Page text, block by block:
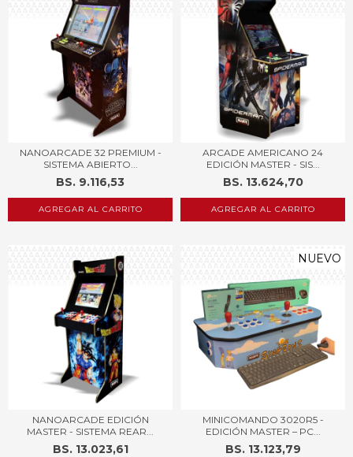
NANOARCADE 32 PREMIUM -
SISTEMA ABIERTO...
BS. 9.116,53
AGREGAR AL CARRITO
ARCADE AMERICANO 24
EDICIÓN MASTER - SIS...
BS. 13.624,70
AGREGAR AL CARRITO
NANOARCADE EDICIÓN
MASTER - SISTEMA REAR...
BS. 13.023,61
NUEVO
MINICOMANDO 3020R5 -
EDICIÓN MASTER – PC...
BS. 13.123,79